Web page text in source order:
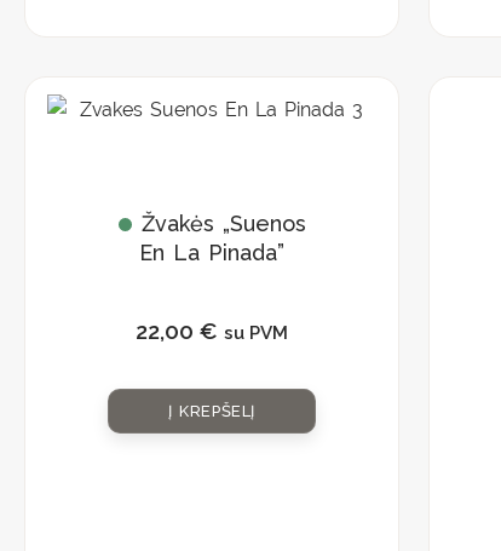
Žvakės „Suenos
En La Pinada”
22,00 € su PVM
Į KREPŠELĮ